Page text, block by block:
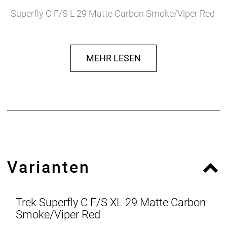
Superfly C F/S L 29 Matte Carbon Smoke/Viper Red
MEHR LESEN
Varianten
Trek Superfly C F/S XL 29 Matte Carbon
Smoke/Viper Red